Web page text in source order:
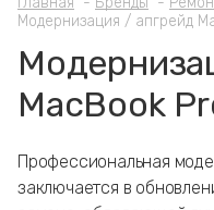
Модернизация / апгрейд
MacBook
Профессиональная
заключается в